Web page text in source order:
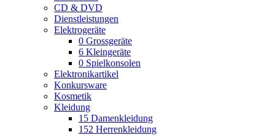
CD & DVD
Dienstleistungen
Elektrogeräte
0 Grossgeräte
6 Kleingeräte
0 Spielkonsolen
Elektronikartikel
Konkursware
Kosmetik
Kleidung
15 Damenkleidung
152 Herrenkleidung